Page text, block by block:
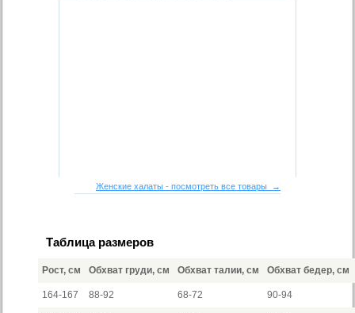
Женские халаты - посмотреть все товары →
Таблица размеров
Рост, см Обхват груди, см Обхват талии, см Обхват бедер, см
164-167 88-92 68-72 90-94